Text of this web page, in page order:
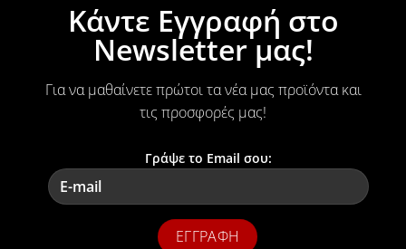
Κάντε Εγγραφή στο
Newsletter μας!
Για να μαθαίνετε πρώτοι τα νέα μας προϊόντα και
τις προσφορές μας!
Γράψε το Email σου: